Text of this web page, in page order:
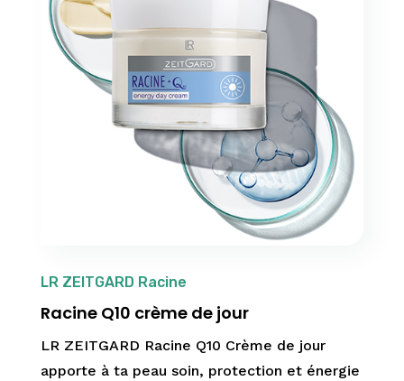
LR ZEITGARD Racine
Racine Q10 crème de jour
LR ZEITGARD Racine Q10 Crème de jour
apporte à ta peau soin, protection et énergie